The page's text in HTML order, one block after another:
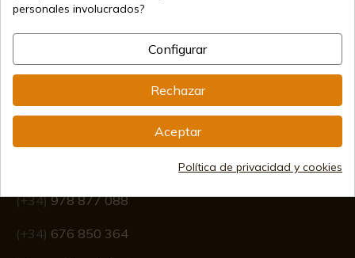
Envíos internacionales
Información
info@aceros-de-hispania.com
(+34)978 877 088
(+34) 676 850 364
personales involucrados?
Configurar
Rechazar
Aceptar
Política de privacidad y cookies